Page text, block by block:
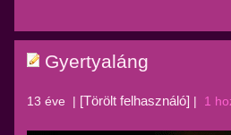
Gyertyaláng
13 éve | [Törölt felhasználó] | 1